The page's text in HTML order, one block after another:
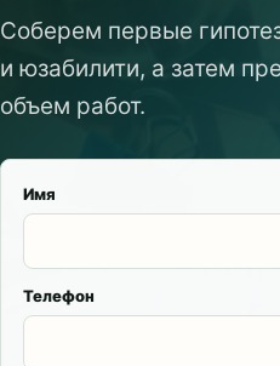
Соберем первые
и юзабилити, а затем
объем работ.
Имя
Телефон